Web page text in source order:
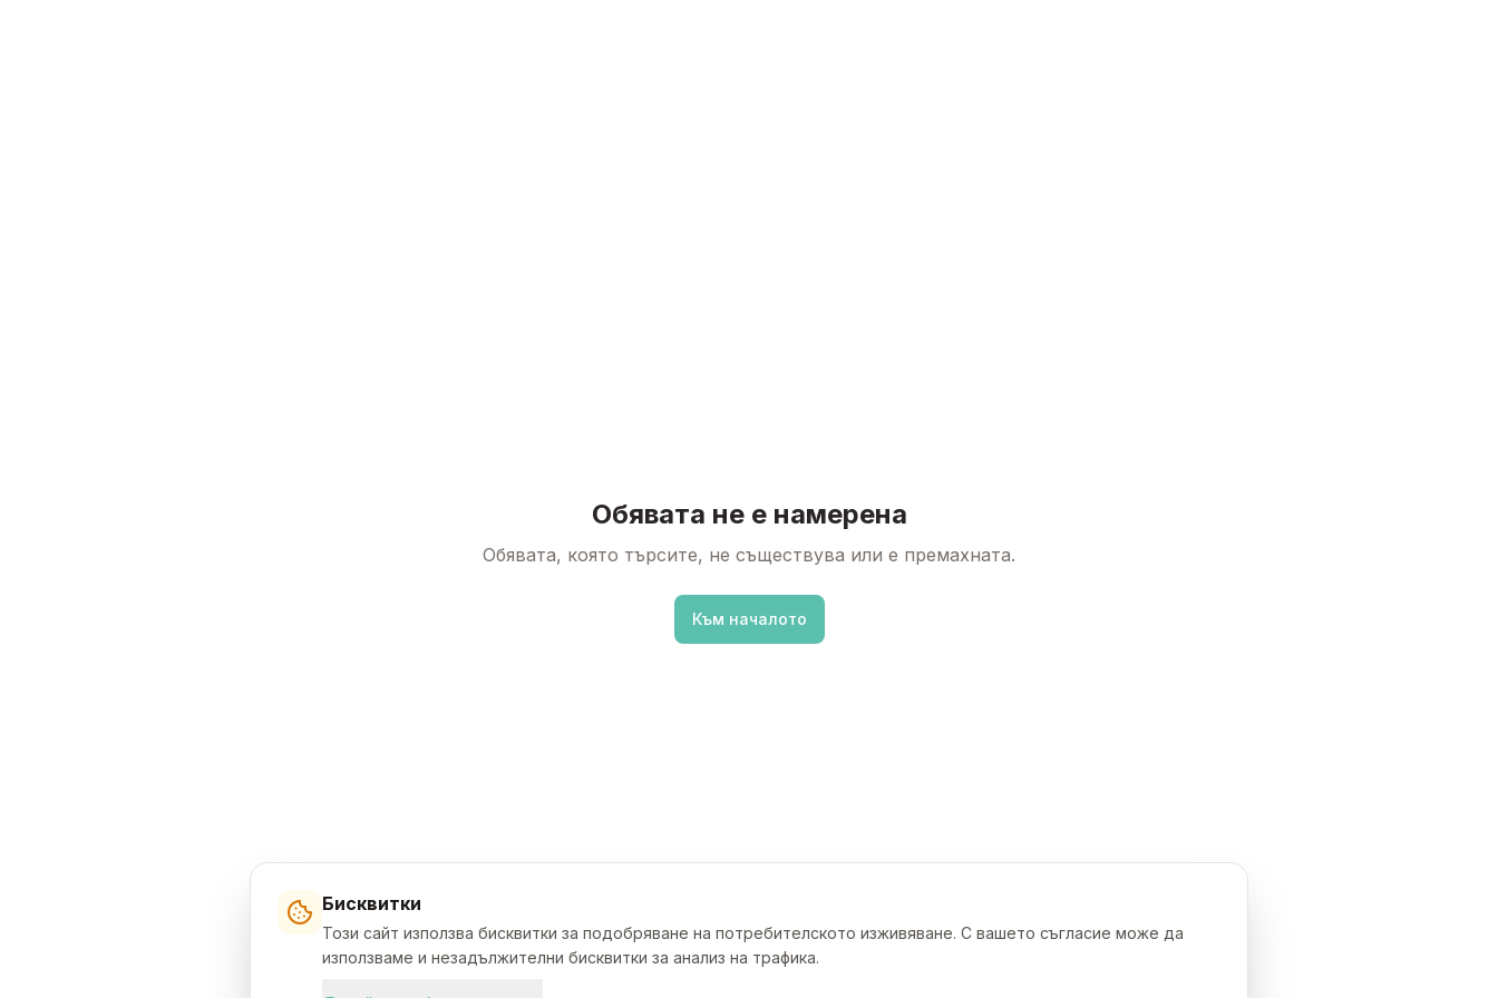
Обявата не е намерена
Обявата, която търсите, не съществува или е премахната.
Към началото
Бисквитки
Този сайт използва бисквитки за подобряване на потребителското изживяване. С вашето съгласие може да
използваме и незадължителни бисквитки за анализ на трафика.